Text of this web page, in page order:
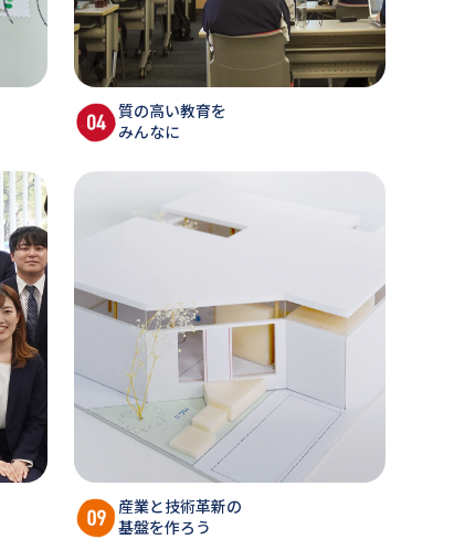
質の高い教育を
みんなに
産業と技術革新の
基盤を作ろう